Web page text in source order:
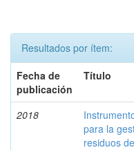
Resultados por ítem:
Fecha de
publicación
Título
2018
para la
residuos